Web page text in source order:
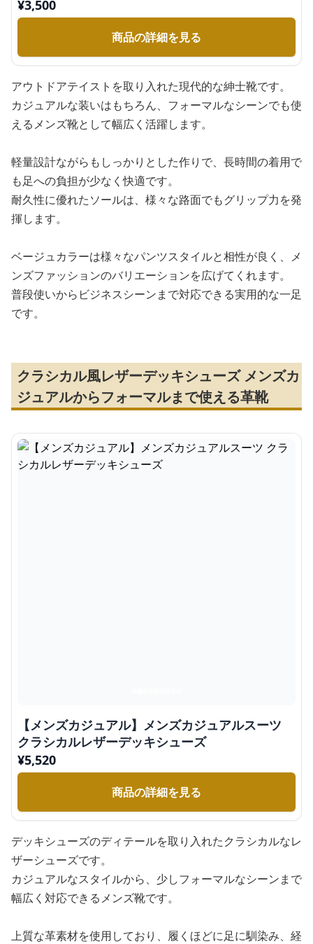
¥3,500
商品の詳細を見る
アウトドアテイストを取り入れた現代的な紳士靴です。
カジュアルな装いはもちろん、フォーマルなシーンでも使
えるメンズ靴として幅広く活躍します。
軽量設計ながらもしっかりとした作りで、長時間の着用で
も足への負担が少なく快適です。
耐久性に優れたソールは、様々な路面でもグリップ力を発
揮します。
ベージュカラーは様々なパンツスタイルと相性が良く、メ
ンズファッションのバリエーションを広げてくれます。
普段使いからビジネスシーンまで対応できる実用的な一足
です。
クラシカル風レザーデッキシューズ メンズカ
ジュアルからフォーマルまで使える革靴
【メンズカジュアル】メンズカジュアルスーツ
クラシカルレザーデッキシューズ
¥5,520
商品の詳細を見る
デッキシューズのディテールを取り入れたクラシカルなレ
ザーシューズです。
カジュアルなスタイルから、少しフォーマルなシーンまで
幅広く対応できるメンズ靴です。
上質な革素材を使用しており、履くほどに足に馴染み、経